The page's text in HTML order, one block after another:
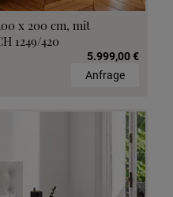
x 200 cm, mit
1249/420
5.999,00 €
Anfrage